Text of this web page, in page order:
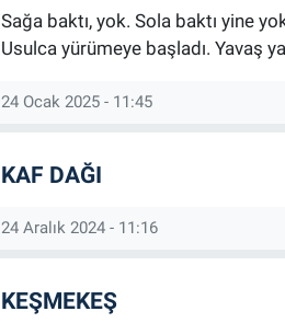
Sağa baktı, yok. Sola baktı yine
Usulca yürümeye başladı. Yavaş
24 Ocak 2025 - 11:45
KAF DAĞI
24 Aralık 2024 - 11:16
KEŞMEKEŞ